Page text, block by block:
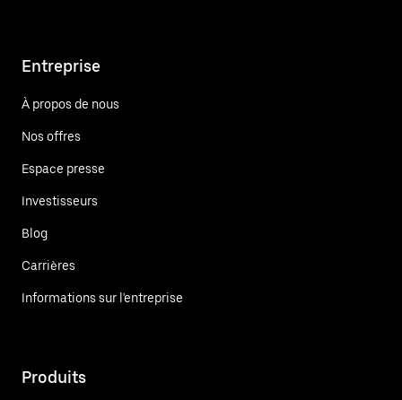
Entreprise
À propos de nous
Nos offres
Espace presse
Investisseurs
Blog
Carrières
Informations sur l'entreprise
Produits